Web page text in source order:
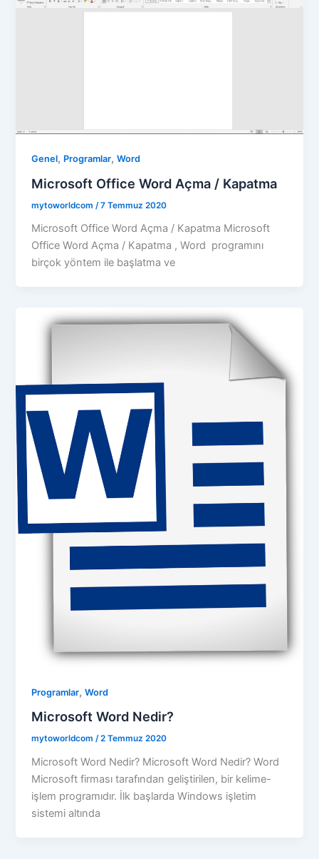
Genel, Programlar,Word
Microsoft Office Word Açma / Kapatma
mytoworldcom /7 Temmuz 2020
Microsoft Office Word Açma / Kapatma Microsoft
Office Word Açma / Kapatma , Word programını
birçok yöntem ile başlatma ve
Programlar,Word
Microsoft Word Nedir?
mytoworldcom/2 Temmuz 2020
Microsoft Word Nedir? Microsoft Word Nedir? Word
Microsoft firması tarafından geliştirilen, bir kelime-
işlem programıdır. İlk başlarda Windows işletim
sistemi altında